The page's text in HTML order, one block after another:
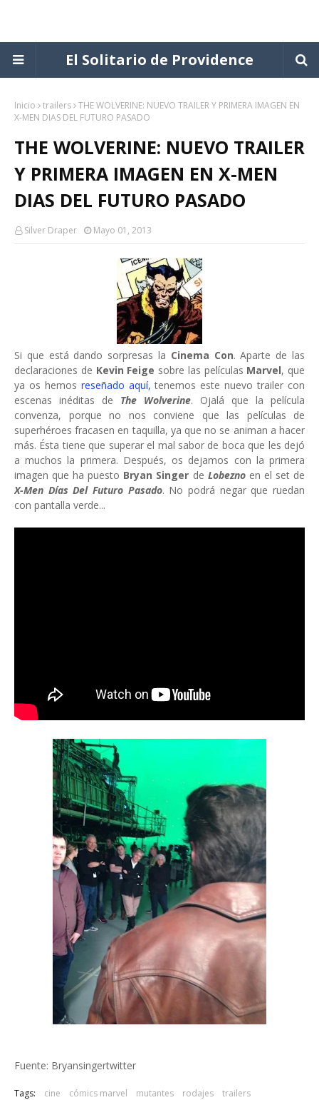
El Solitario de Providence
Inicio trailers THE WOLVERINE: NUEVO TRAILER Y PRIMERA IMAGEN EN
X-MEN DIAS DEL FUTURO PASADO
THE WOLVERINE: NUEVO TRAILER
Y PRIMERA IMAGEN EN X-MEN
DIAS DEL FUTURO PASADO
Silver Draper Mayo 01, 2013
Si que está dando sorpresas la Cinema Con. Aparte de las
declaraciones de Kevin Feige sobre las películas Marvel, que
ya os hemos reseñado aquí, tenemos este nuevo trailer con
escenas inéditas de
The Wolverine. Ojalá que la película
convenza, porque no nos conviene que las películas de
superhéroes fracasen en taquilla, ya que no se animan a hacer
más. Ésta tiene que superar el mal sabor de boca que les dejó
a muchos la primera. Después, os dejamos con la primera
imagen que ha puesto Bryan Singer de Lobezno en el set de
X-Men Días Del Futuro Pasado. No podrá negar que ruedan
con pantalla verde...
Fuente: Bryansingertwitter
Tags: cine cómics marvel mutantes rodajes trailers